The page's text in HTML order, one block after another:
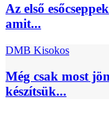
Az első
amit...
DMB Kisokos
Még csak most
készítsük...